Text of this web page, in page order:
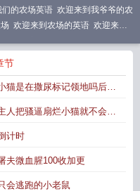
的农场英语 欢迎来到我爷爷的农
欢迎来到农场的英语 欢迎来到
农场的
爷的农场英语
节
猫是在撒尿标记领地吗后入
人把骚逼扇烂小猫就不会发
h
计时
夫微血腥100收加更
会逃跑的小老鼠